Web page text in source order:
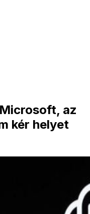
az
kér helyet